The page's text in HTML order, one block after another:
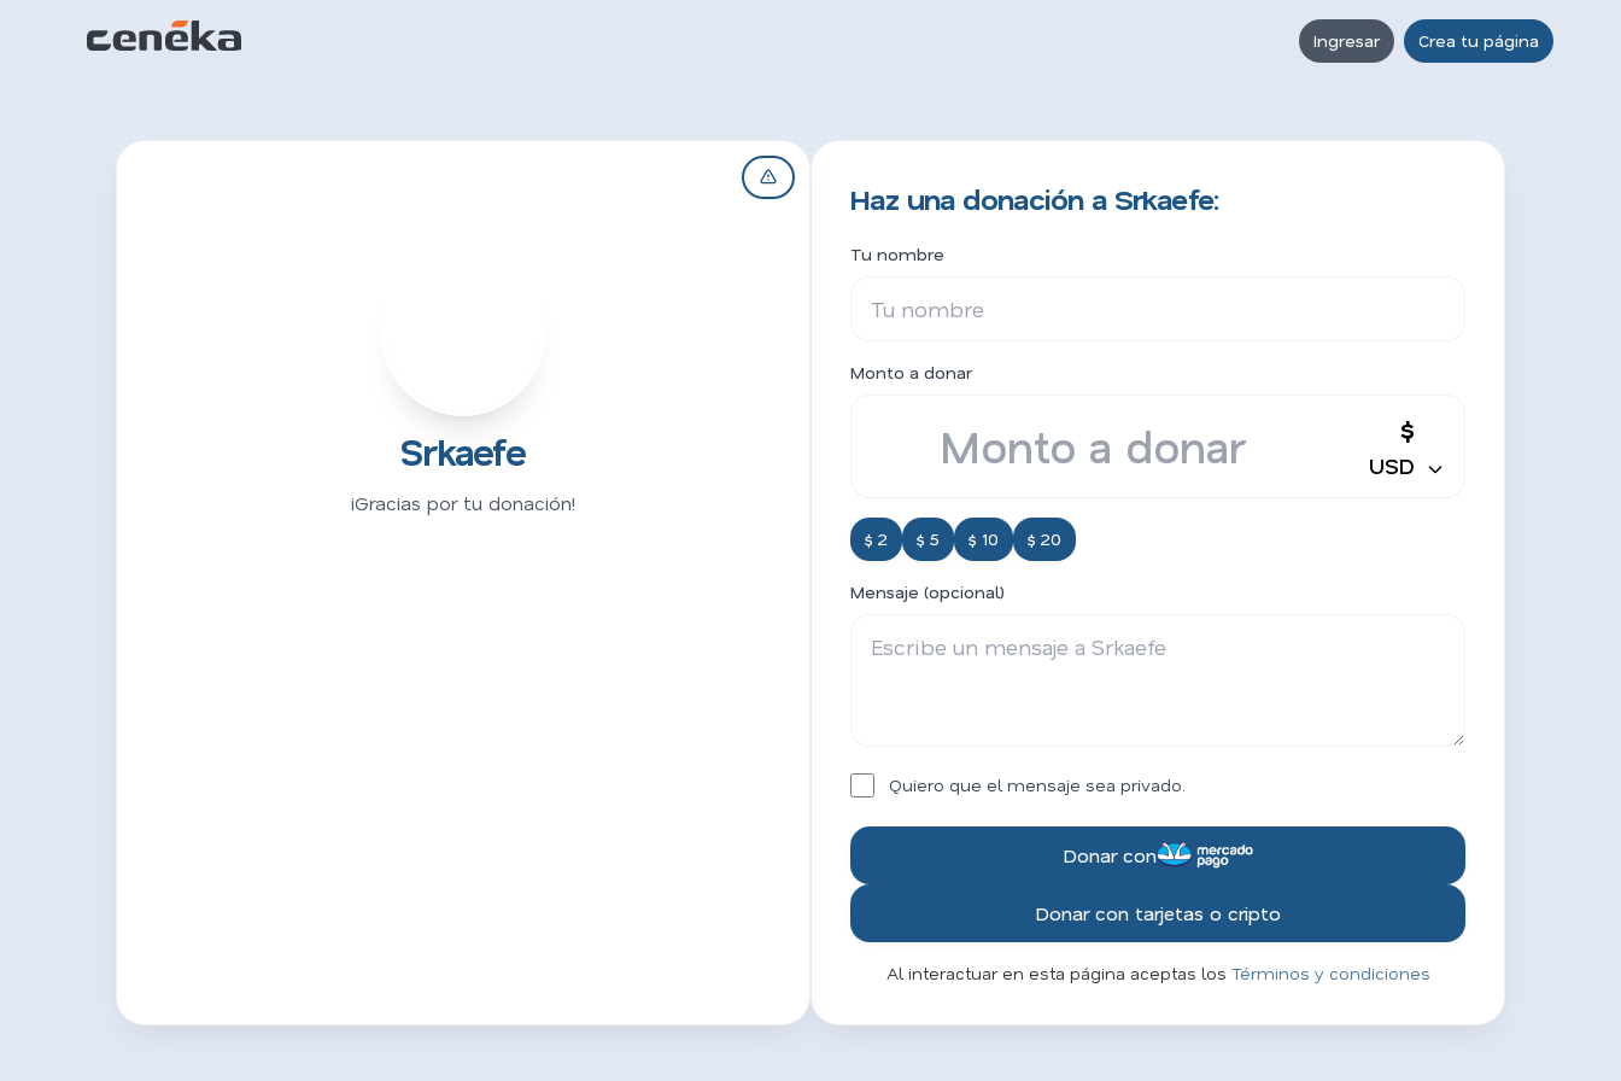
Ingresar Crea tu página
Srkaefe
¡Gracias por tu donación!
Haz una donación a Srkaefe:
Tu nombre
Monto a donar
$
USD
$ 2 $ 5 $ 10 $ 20
Mensaje (opcional)
Quiero que el mensaje sea privado.
Donar con
Donar con tarjetas o cripto
Al interactuar en esta página aceptas los Términos y condiciones